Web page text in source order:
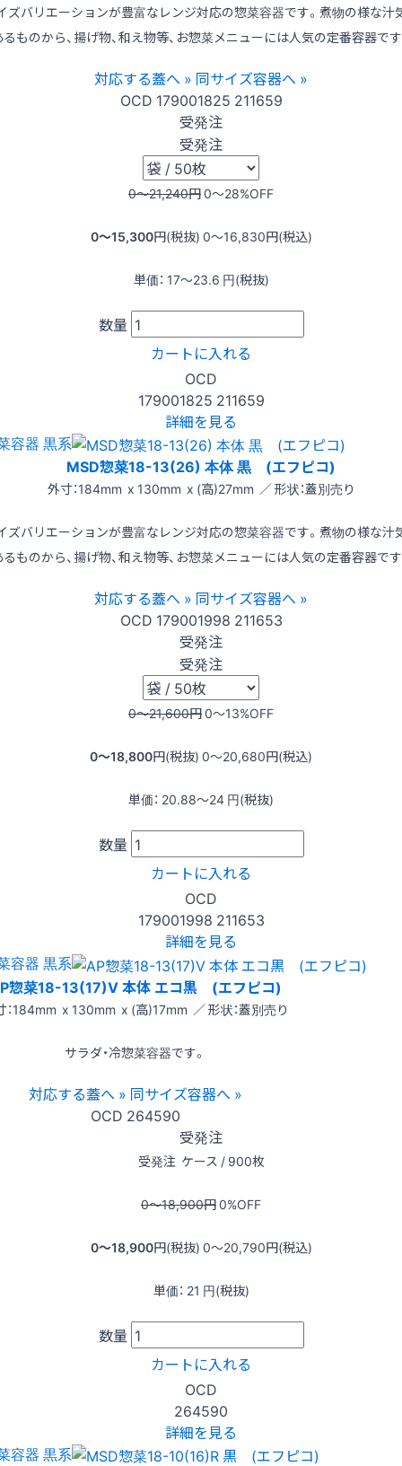
ズバリエーションが豊富なレンジ対応の惣菜容器です。煮物の様な汁
ものから、揚げ物、和え物等、お惣菜メニューには人気の定番容器で
対応する蓋へ » 同サイズ容器へ »
OCD 179001825 211659
受発注
受発注
0〜21,240円0〜28%OFF
0〜15,300円(税抜) 0〜16,830円(税込)
単価： 17〜23.6 円(税抜)
数量
カートに入れる
OCD
179001825 211659
詳細を見る
容器 黒系
MSD惣菜18-13(26) 本体 黒 (エフピコ)
外寸：184mm x 130mm x (高)27mm ／ 形状：蓋別売り
ズバリエーションが豊富なレンジ対応の惣菜容器です。煮物の様な汁
ものから、揚げ物、和え物等、お惣菜メニューには人気の定番容器で
対応する蓋へ » 同サイズ容器へ »
OCD 179001998 211653
受発注
受発注
0〜21,600円0〜13%OFF
0〜18,800円(税抜) 0〜20,680円(税込)
単価： 20.88〜24 円(税抜)
数量
カートに入れる
OCD
179001998 211653
詳細を見る
容器 黒系
惣菜18-13(17)V 本体 エコ黒 (エフピコ)
：184mm x 130mm x (高)17mm ／ 形状：蓋別売り
サラダ・冷惣菜容器です。
対応する蓋へ » 同サイズ容器へ »
OCD 264590
受発注
受発注 ケース / 900枚
0〜18,900円0%OFF
0〜18,900円(税抜) 0〜20,790円(税込)
単価： 21 円(税抜)
数量
カートに入れる
OCD
264590
詳細を見る
容器 黒系